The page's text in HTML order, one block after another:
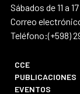
Sábados de 11 a
Correo
Teléfono:(+598)
CCE
PUBLICACIONES
EVENTOS